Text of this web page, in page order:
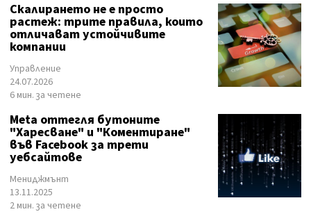
Скалирането не е просто
растеж: трите правила, които
отличават устойчивите
компании
Управление
24.07.2026
6 мин. за четене
Meta оттегля бутоните
"Харесване" и "Коментиране"
във Facebook за трети
уебсайтове
Мениджмънт
13.11.2025
2 мин. за четене